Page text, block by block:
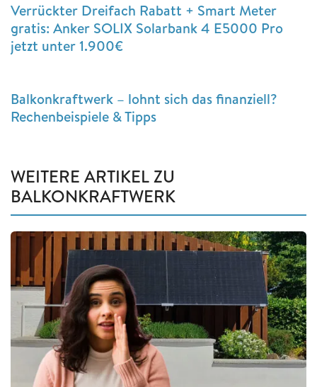
Verrückter Dreifach Rabatt + Smart Meter
gratis: Anker SOLIX Solarbank 4 E5000 Pro
jetzt unter 1.900€
Balkonkraftwerk – lohnt sich das finanziell?
Rechenbeispiele & Tipps
WEITERE ARTIKEL ZU
BALKONKRAFTWERK